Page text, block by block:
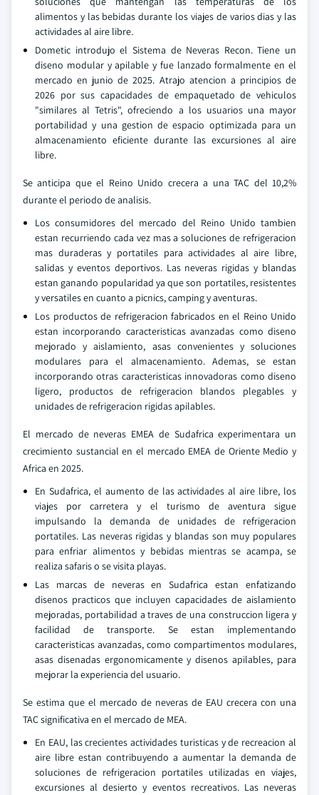
alimentos y las bebidas durante los viajes de varios dias y las
actividades al aire libre.
Dometic introdujo el Sistema de Neveras Recon. Tiene un
diseno modular y apilable y fue lanzado formalmente en el
mercado en junio de 2025. Atrajo atencion a principios de
2026 por sus capacidades de empaquetado de vehiculos
"similares al Tetris", ofreciendo a los usuarios una mayor
portabilidad y una gestion de espacio optimizada para un
almacenamiento eficiente durante las excursiones al aire
libre.
Se anticipa que el Reino Unido crecera a una TAC del 10,2%
durante el periodo de analisis.
Los consumidores del mercado del Reino Unido tambien
estan recurriendo cada vez mas a soluciones de refrigeracion
mas duraderas y portatiles para actividades al aire libre,
salidas y eventos deportivos. Las neveras rigidas y blandas
estan ganando popularidad ya que son portatiles, resistentes
y versatiles en cuanto a picnics, camping y aventuras.
Los productos de refrigeracion fabricados en el Reino Unido
estan incorporando caracteristicas avanzadas como diseno
mejorado y aislamiento, asas convenientes y soluciones
modulares para el almacenamiento. Ademas, se estan
incorporando otras caracteristicas innovadoras como diseno
ligero, productos de refrigeracion blandos plegables y
unidades de refrigeracion rigidas apilables.
El mercado de neveras EMEA de Sudafrica experimentara un
crecimiento sustancial en el mercado EMEA de Oriente Medio y
Africa en 2025.
En Sudafrica, el aumento de las actividades al aire libre, los
viajes por carretera y el turismo de aventura sigue
impulsando la demanda de unidades de refrigeracion
portatiles. Las neveras rigidas y blandas son muy populares
para enfriar alimentos y bebidas mientras se acampa, se
realiza safaris o se visita playas.
Las marcas de neveras en Sudafrica estan enfatizando
disenos practicos que incluyen capacidades de aislamiento
mejoradas, portabilidad a traves de una construccion ligera y
facilidad de transporte. Se estan implementando
caracteristicas avanzadas, como compartimentos modulares,
asas disenadas ergonomicamente y disenos apilables, para
mejorar la experiencia del usuario.
Se estima que el mercado de neveras de EAU crecera con una
TAC significativa en el mercado de MEA.
En EAU, las crecientes actividades turisticas y de recreacion al
aire libre estan contribuyendo a aumentar la demanda de
soluciones de refrigeracion portatiles utilizadas en viajes,
excursiones al desierto y eventos recreativos. Las neveras